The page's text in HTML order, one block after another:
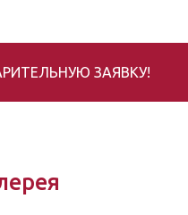
ЗАЯВКУ!